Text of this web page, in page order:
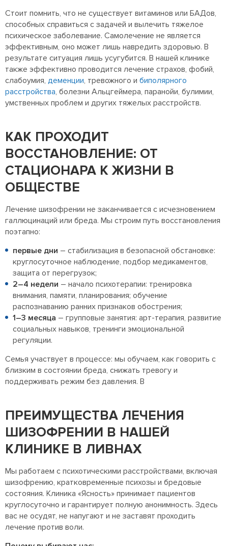
Стоит помнить, что не существует витаминов или БАДов,
способных справиться с задачей и вылечить тяжелое
психическое заболевание. Самолечение не является
эффективным, оно может лишь навредить здоровью. В
результате ситуация лишь усугубится. В нашей клинике
также эффективно проводится лечение страхов, фобий,
слабоумия, деменции, тревожного и биполярного
расстройства, болезни Альцгеймера, паранойи, булимии,
умственных проблем и других тяжелых расстройств.
КАК ПРОХОДИТ
ВОССТАНОВЛЕНИЕ: ОТ
СТАЦИОНАРА К ЖИЗНИ В
ОБЩЕСТВЕ
Лечение шизофрении не заканчивается с исчезновением
галлюцинаций или бреда. Мы строим путь восстановления
поэтапно:
первые дни – стабилизация в безопасной обстановке:
круглосуточное наблюдение, подбор медикаментов,
защита от перегрузок;
2–4 недели – начало психотерапии: тренировка
внимания, памяти, планирования; обучение
распознаванию ранних признаков обострения;
1–3 месяца – групповые занятия: арт-терапия, развитие
социальных навыков, тренинги эмоциональной
регуляции.
Семья участвует в процессе: мы обучаем, как говорить с
близким в состоянии бреда, снижать тревогу и
поддерживать режим без давления. В
ПРЕИМУЩЕСТВА ЛЕЧЕНИЯ
ШИЗОФРЕНИИ В НАШЕЙ
КЛИНИКЕ В ЛИВНАХ
Мы работаем с психотическими расстройствами, включая
шизофрению, кратковременные психозы и бредовые
состояния. Клиника «Ясность» принимает пациентов
круглосуточно и гарантирует полную анонимность. Здесь
вас не осудят, не напугают и не заставят проходить
лечение против воли.